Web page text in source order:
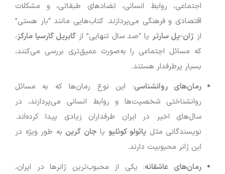
اجتماعی، روابط انسانی، تضادهای طبقاتی، و مشکلات
اقتصادی و فرهنگی می‌پردازند. کتاب‌هایی مانند “بار هستی”
از ژان-پل سارتر یا “صد سال تنهایی” از گابریل گارسیا مارکز،
که مسائل اجتماعی را به‌صورت عمیق‌تری بررسی می‌کنند،
بسیار پرطرفدار هستند.
رمان‌های روانشناسی: این نوع رمان‌ها که به مسائل
روانشناختی شخصیت‌ها و روابط انسانی می‌پردازند، در
سال‌های اخیر در ایران طرفداران زیادی پیدا کرده‌اند.
نویسندگانی مثل پائولو کوئلیو یا جان گرین به طور ویژه در
این ژانر محبوبیت دارند.
رمان‌های عاشقانه: یکی از محبوب‌ترین ژانرها در ایران،